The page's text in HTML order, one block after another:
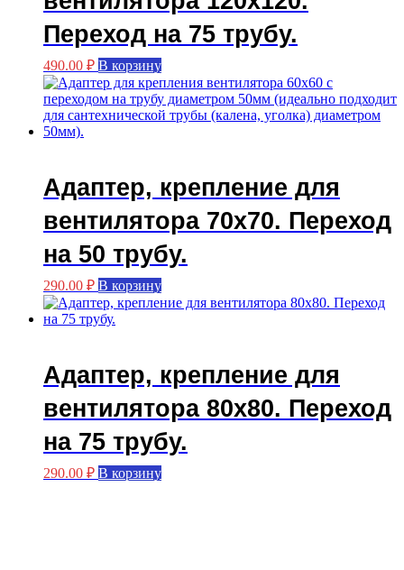
Переход на 75 трубу.
490.00 ₽ В корзину
Адаптер, крепление для
вентилятора 70х70. Переход
на 50 трубу.
290.00 ₽ В корзину
Адаптер, крепление для
вентилятора 80х80. Переход
на 75 трубу.
290.00 ₽ В корзину